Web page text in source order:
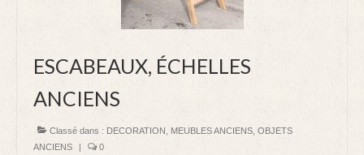
DECORATION
LUMINAIRE
VIDE APPART STRASBOURG homme de fer
ESCABEAUX, ÉCHELLES
ANCIENS
Classé dans : DECORATION MEUBLES ANCIENS OBJETS
ANCIENS
| 0